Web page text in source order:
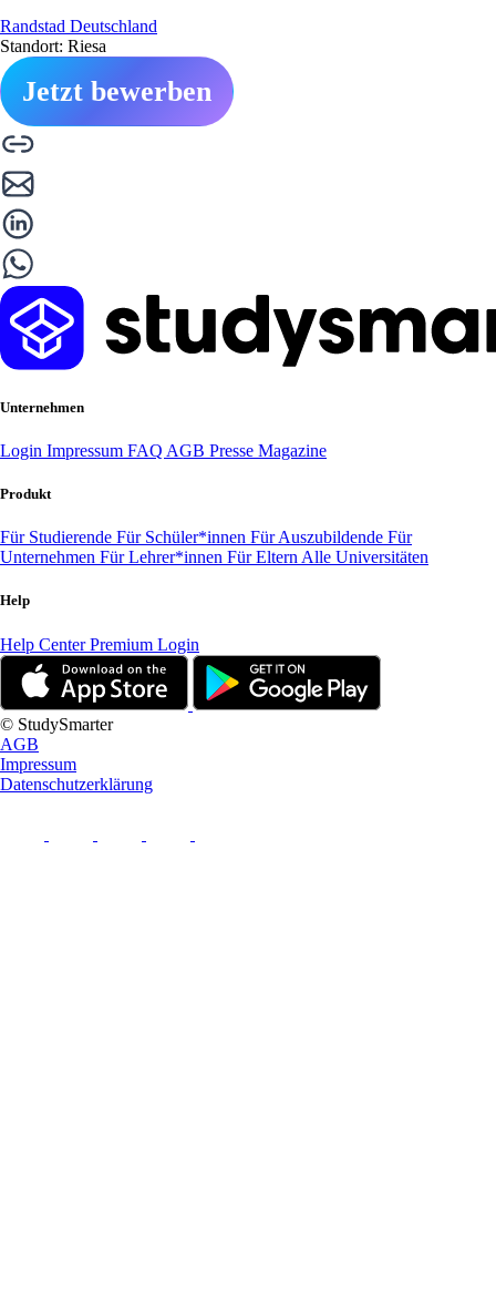
Randstad Deutschland
Standort: Riesa
Jetzt bewerben
Unternehmen
Login Impressum FAQ AGB Presse Magazine
Produkt
Für Studierende Für Schüler*innen Für Auszubildende Für
Unternehmen Für Lehrer*innen Für Eltern Alle Universitäten
Help
Help CenterPremium Login
© StudySmarter
AGB
Impressum
Datenschutzerklärung